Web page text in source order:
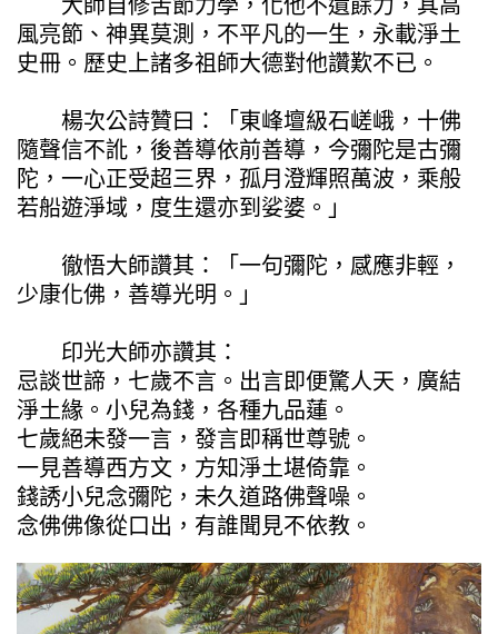
大師自修苦節力學，化他不遺餘力，其高
風亮節、神異莫測，不平凡的一生，永載淨土
史冊。歷史上諸多祖師大德對他讚歎不已。
楊次公詩贊曰：「東峰壇級石嵯峨，十佛
隨聲信不訛，後善導依前善導，今彌陀是古彌
陀，一心正受超三界，孤月澄輝照萬波，乘般
若船遊淨域，度生還亦到娑婆。」
徹悟大師讚其：「一句彌陀，感應非輕，
少康化佛，善導光明。」
印光大師亦讚其：
忌談世諦，七歲不言。出言即便驚人天，廣結
淨土緣。小兒為錢，各種九品蓮。
七歲絕未發一言，發言即稱世尊號。
一見善導西方文，方知淨土堪倚靠。
錢誘小兒念彌陀，未久道路佛聲噪。
念佛佛像從口出，有誰聞見不依教。